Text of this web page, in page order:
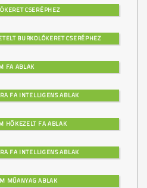
CSERÉPHEZ
BURKOLÓKERET CSERÉPHEZ
FA ABLAK
FA INTELLIGENS ABLAK
HŐKEZELT FA ABLAK
FA INTELLIGENS ABLAK
MŰANYAG ABLAK